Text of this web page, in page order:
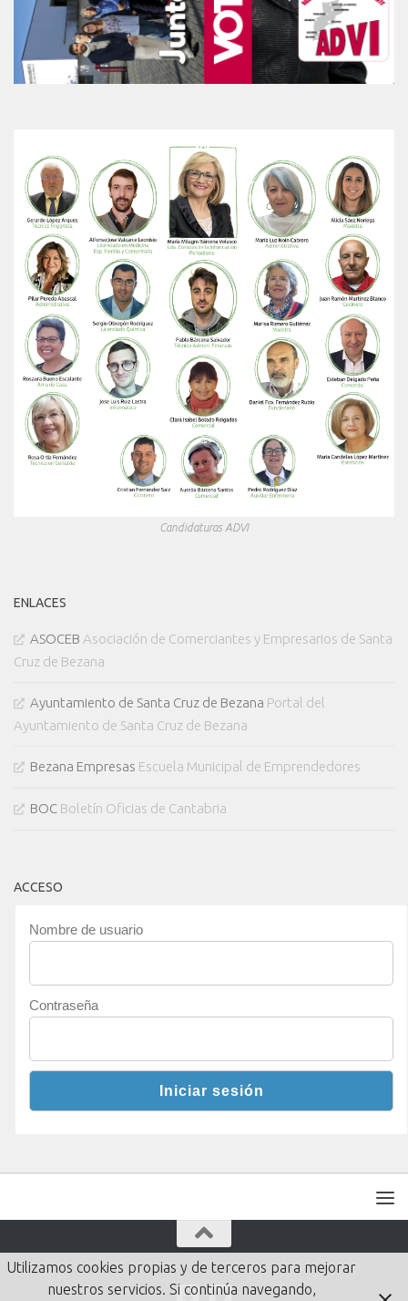
Candidaturas ADVI
ENLACES
ASOCEB Asociación de Comerciantes y Empresarios de Santa
Cruz de Bezana
Ayuntamiento de Santa Cruz de Bezana Portal del
Ayuntamiento de Santa Cruz de Bezana
Bezana Empresas Escuela Municipal de Emprendedores
BOC Boletín Oficias de Cantabria
ACCESO
Nombre de usuario
Contraseña
Utilizamos cookies propias y de terceros para mejorar
nuestros servicios. Si continúa navegando,